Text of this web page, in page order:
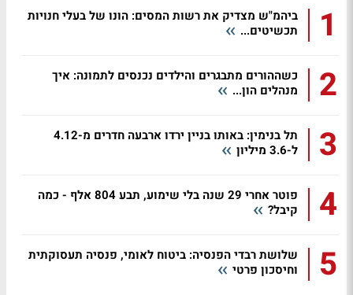
1
ביהמ"ש מצדיק את רשות המסים: הונו של בעלי חנויות
תכשיטים...
2
כשההורים מתבגרים והילדים נכנסים לתמונה: איך
מנהלים הון...
3
תל בנימין: באותו בניין ירדו ארבעה חדרים מ-4.12
ל-3.6 מיליון
4
פוטר אחרי 29 שנה בלי שימוע, תבע 804 אלף - כמה
קיבל?
5
שלושת רבדי הפנסיה: ביטוח לאומי, פנסיה תעסוקתית
וחיסכון פרטי